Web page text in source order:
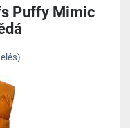
Puffy Mimic